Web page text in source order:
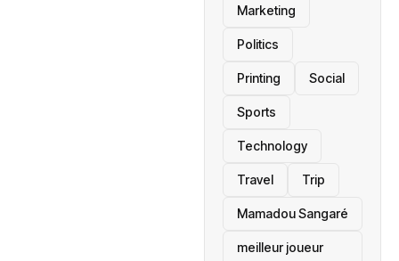
Marketing
Politics
Printing Social
Sports
Technology
Travel Trip
Mamadou Sangaré
meilleur joueur